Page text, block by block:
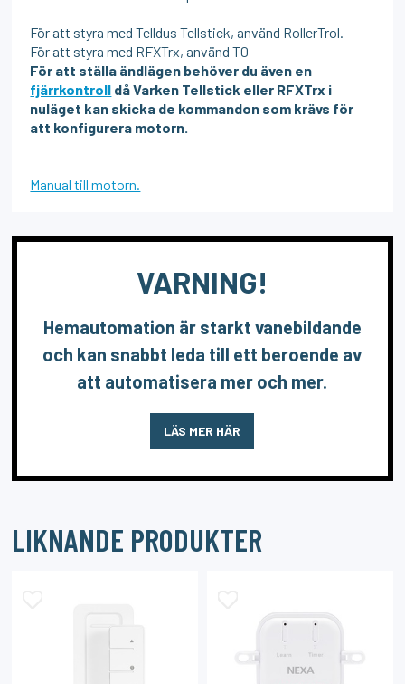
För att styra med Telldus Tellstick, använd RollerTrol.
För att styra med RFXTrx, använd T0
För att ställa ändlägen behöver du även en
fjärrkontroll då Varken Tellstick eller RFXTrx i
nuläget kan skicka de kommandon som krävs för
att konfigurera motorn.
Manual till motorn.
VARNING!
Hemautomation är starkt vanebildande
och kan snabbt leda till ett beroende av
att automatisera mer och mer.
LÄS MER HÄR
LIKNANDE PRODUKTER